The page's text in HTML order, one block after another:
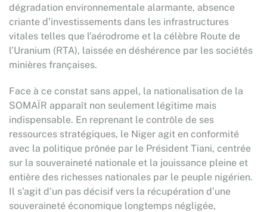
dégradation environnementale alarmante, absence
criante d’investissements dans les infrastructures
vitales telles que l’aérodrome et la célèbre Route de
l’Uranium (RTA), laissée en déshérence par les sociétés
minières françaises.
Face à ce constat sans appel, la nationalisation de la
SOMAÏR apparaît non seulement légitime mais
indispensable. En reprenant le contrôle de ses
ressources stratégiques, le Niger agit en conformité
avec la politique prônée par le Président Tiani, centrée
sur la souveraineté nationale et la jouissance pleine et
entière des richesses nationales par le peuple nigérien.
Il s'agit d’un pas décisif vers la récupération d’une
souveraineté économique longtemps négligée,